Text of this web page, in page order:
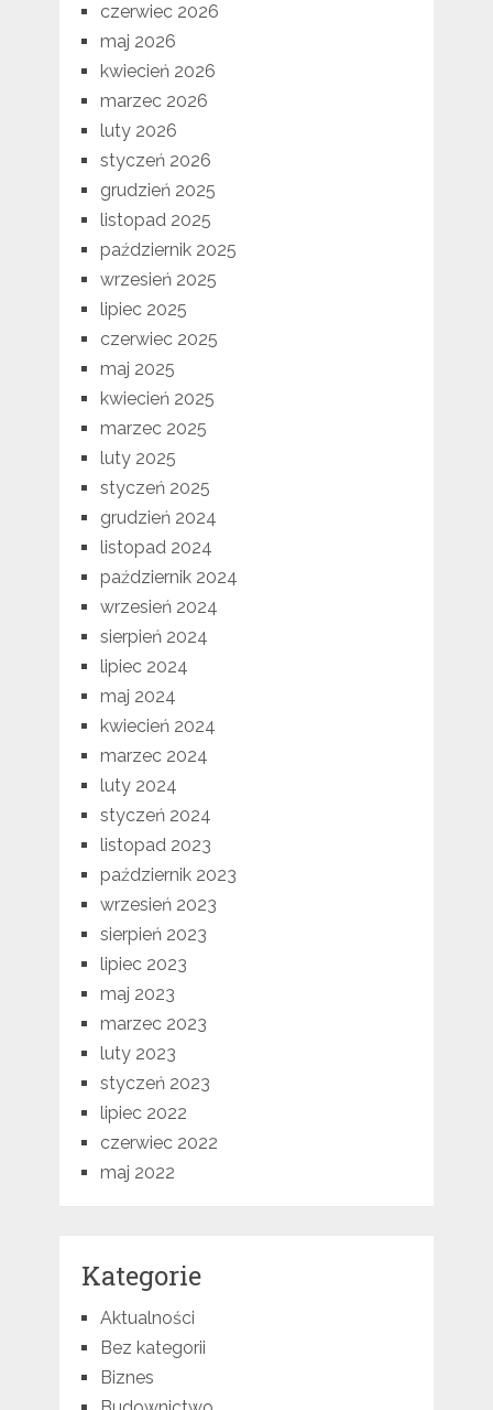
czerwiec 2026
maj 2026
kwiecień 2026
marzec 2026
luty 2026
styczeń 2026
grudzień 2025
listopad 2025
październik 2025
wrzesień 2025
lipiec 2025
czerwiec 2025
maj 2025
kwiecień 2025
marzec 2025
luty 2025
styczeń 2025
grudzień 2024
listopad 2024
październik 2024
wrzesień 2024
sierpień 2024
lipiec 2024
maj 2024
kwiecień 2024
marzec 2024
luty 2024
styczeń 2024
listopad 2023
październik 2023
wrzesień 2023
sierpień 2023
lipiec 2023
maj 2023
marzec 2023
luty 2023
styczeń 2023
lipiec 2022
czerwiec 2022
maj 2022
Kategorie
Aktualności
Bez kategorii
Biznes